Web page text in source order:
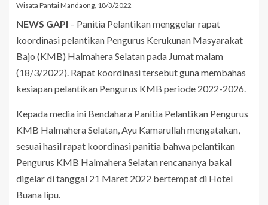
Wisata Pantai Mandaong, 18/3/2022
NEWS GAPI – Panitia Pelantikan menggelar rapat
koordinasi pelantikan Pengurus Kerukunan Masyarakat
Bajo (KMB) Halmahera Selatan pada Jumat malam
(18/3/2022). Rapat koordinasi tersebut guna membahas
kesiapan pelantikan Pengurus KMB periode 2022-2026.
Kepada media ini Bendahara Panitia Pelantikan Pengurus
KMB Halmahera Selatan, Ayu Kamarullah mengatakan,
sesuai hasil rapat koordinasi panitia bahwa pelantikan
Pengurus KMB Halmahera Selatan rencananya bakal
digelar di tanggal 21 Maret 2022 bertempat di Hotel
Buana lipu.